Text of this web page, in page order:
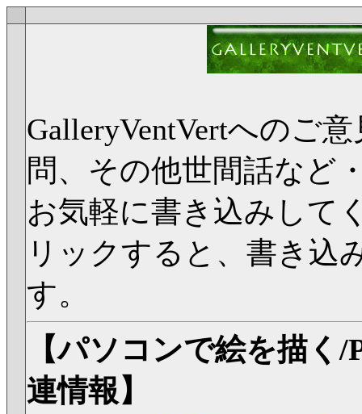
GalleryVentVertへのご
問、その他世間話など
お気軽に書き込みして
リックすると、書き込
す。
【パソコンで絵を描く
連情報】